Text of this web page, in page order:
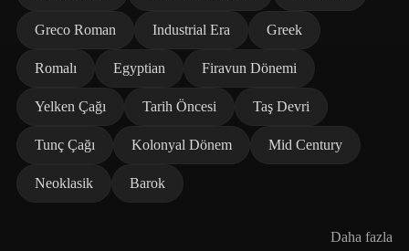
Greco Roman Industrial Era Greek
Romalı Egyptian Firavun Dönemi
Yelken Çağı Tarih Öncesi Taş Devri
Tunç Çağı Kolonyal Dönem Mid Century
Neoklasik Barok
Daha fazla